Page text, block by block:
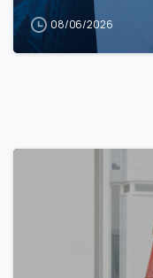
08/06/2026